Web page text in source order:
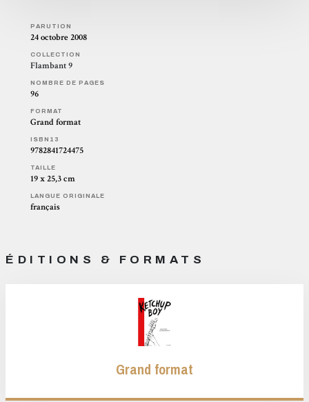
PARUTION
24 octobre 2008
COLLECTION
Flambant 9
NOMBRE DE PAGES
96
FORMAT
Grand format
ISBN13
9782841724475
TAILLE
19 x 25,3 cm
LANGUE ORIGINALE
français
ÉDITIONS & FORMATS
Grand format